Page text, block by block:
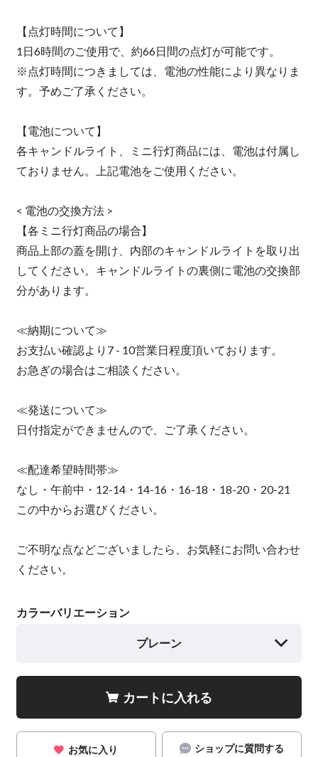
【点灯時間について】
1日6時間のご使用で、約66日間の点灯が可能です。
※点灯時間につきましては、電池の性能により異なりま
す。予めご了承ください。
【電池について】
各キャンドルライト、ミニ行灯商品には、電池は付属し
ておりません。上記電池をご使用ください。
< 電池の交換方法 >
【各ミニ行灯商品の場合】
商品上部の蓋を開け、内部のキャンドルライトを取り出
してください。キャンドルライトの裏側に電池の交換部
分があります。
≪納期について≫
お支払い確認より7 - 10営業日程度頂いております。
お急ぎの場合はご相談ください。
≪発送について≫
日付指定ができませんので、ご了承ください。
≪配達希望時間帯≫
なし・午前中・12-14・14-16・16-18・18-20・20-21
この中からお選びください。
ご不明な点などございましたら、お気軽にお問い合わせ
ください。
カラーバリエーション
プレーン
カートに入れる
お気に入り ショップに質問する